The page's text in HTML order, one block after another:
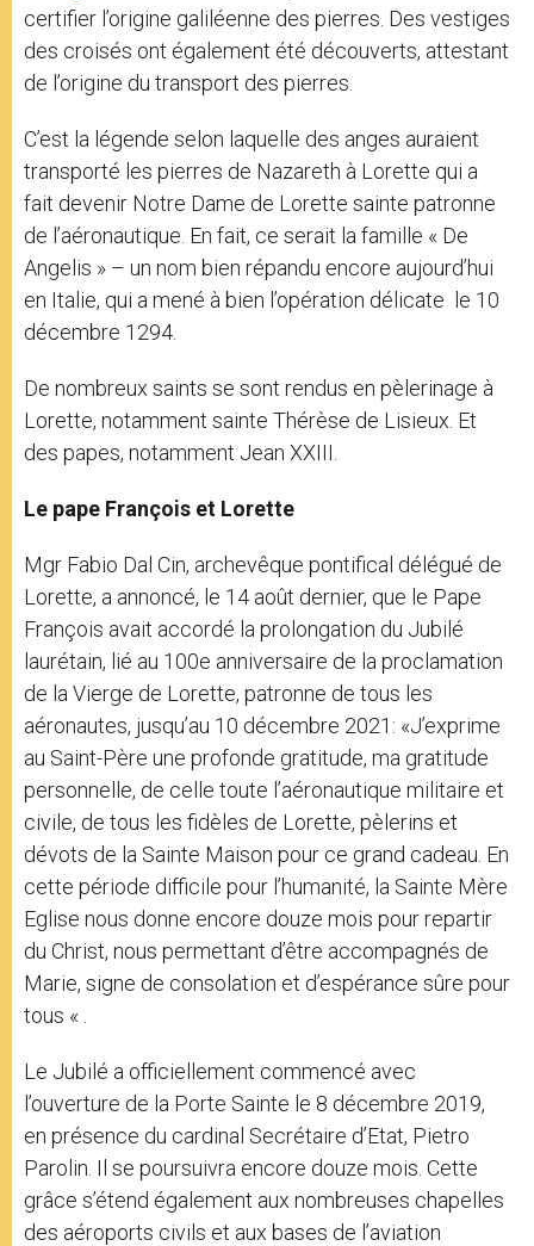
certifier l’origine galiléenne des pierres. Des vestiges
des croisés ont également été découverts, attestant
de l’origine du transport des pierres.
C’est la légende selon laquelle des anges auraient
transporté les pierres de Nazareth à Lorette qui a
fait devenir Notre Dame de Lorette sainte patronne
de l’aéronautique. En fait, ce serait la famille « De
Angelis » – un nom bien répandu encore aujourd’hui
en Italie, qui a mené à bien l’opération délicate le 10
décembre 1294.
De nombreux saints se sont rendus en pèlerinage à
Lorette, notamment sainte Thérèse de Lisieux. Et
des papes, notamment Jean XXIII.
Le pape François et Lorette
Mgr Fabio Dal Cin, archevêque pontifical délégué de
Lorette, a annoncé, le 14 août dernier, que le Pape
François avait accordé la prolongation du Jubilé
laurétain, lié au 100e anniversaire de la proclamation
de la Vierge de Lorette, patronne de tous les
aéronautes, jusqu’au 10 décembre 2021: «J’exprime
au Saint-Père une profonde gratitude, ma gratitude
personnelle, de celle toute l’aéronautique militaire et
civile, de tous les fidèles de Lorette, pèlerins et
dévots de la Sainte Maison pour ce grand cadeau. En
cette période difficile pour l’humanité, la Sainte Mère
Eglise nous donne encore douze mois pour repartir
du Christ, nous permettant d’être accompagnés de
Marie, signe de consolation et d’espérance sûre pour
tous « .
Le Jubilé a officiellement commencé avec
l’ouverture de la Porte Sainte le 8 décembre 2019,
en présence du cardinal Secrétaire d’Etat, Pietro
Parolin. Il se poursuivra encore douze mois. Cette
grâce s’étend également aux nombreuses chapelles
des aéroports civils et aux bases de l’aviation